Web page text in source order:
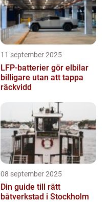
11 september 2025
LFP-batterier gör elbilar
billigare utan att tappa
räckvidd
08 september 2025
Din guide till rätt
båtverkstad i Stockholm